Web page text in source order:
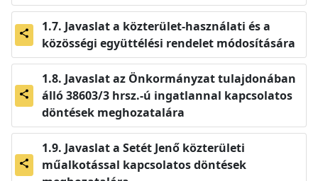
share
Javaslat a közterület-használati és a
közösségi együttélési rendelet módosítására
share
Javaslat az Önkormányzat tulajdonában
álló 38603/3 hrsz.-ú ingatlannal kapcsolatos
döntések meghozatalára
share
Javaslat a Setét Jenő közterületi
műalkotással kapcsolatos döntések